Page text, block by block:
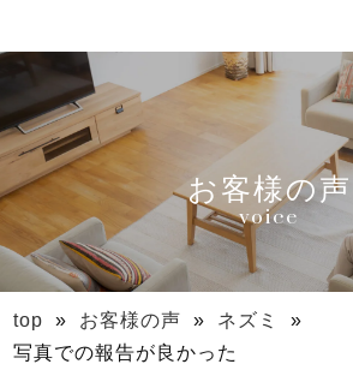
お客様の声
voice
top » お客様の声 » ネズミ
»
写真での報告が良かった